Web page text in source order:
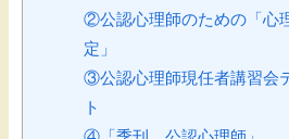
②公認心理師のための「心
定」
③公認心理師現任者講習会
ト